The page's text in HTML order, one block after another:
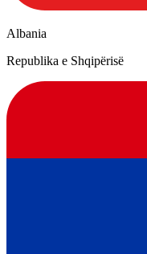
Albania
Republika e Shqipërisë